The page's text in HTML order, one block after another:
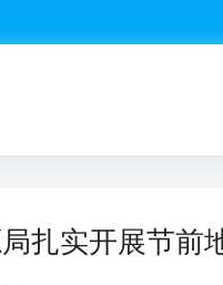
扎实开展节前